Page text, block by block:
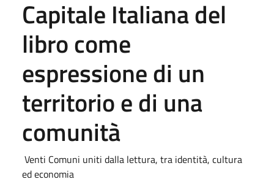
Capitale Italiana del
libro come
espressione di un
territorio e di una
comunità
Venti Comuni uniti dalla lettura, tra identità, cultura
ed economia